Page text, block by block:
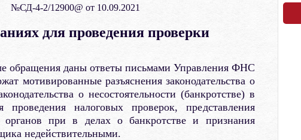
Президент:
Социальный
№СД-4-2/12900@ от 10.09.2021
для проведения проверки
обращения даны ответы письмами Управления ФНС
мотивированные разъяснения законодательства о
о несостоятельности (банкротстве) в
проведения налоговых проверок, представления
органов при в делах о банкротстве и признания
недействительными.